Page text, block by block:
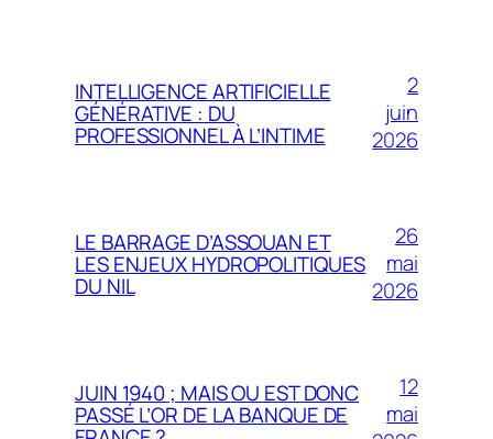
INTELLIGENCE ARTIFICIELLE
GÉNÉRATIVE : DU
PROFESSIONNEL À L’INTIME
2
juin
2026
LE BARRAGE D’ASSOUAN ET
LES ENJEUX HYDROPOLITIQUES
DU NIL
26
mai
2026
JUIN 1940 ; MAIS OU EST DONC
PASSÉ L’OR DE LA BANQUE DE
12
mai